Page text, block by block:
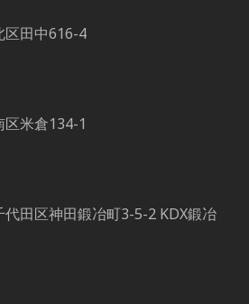
区田中616-4
米倉134-1
田区神田鍛冶町3-5-2 KDX鍛冶